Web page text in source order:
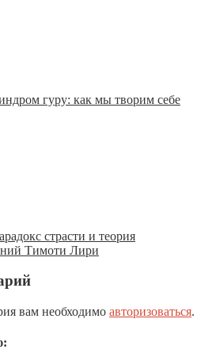
гуру: как мы творим себе
страсти и теория
Тимоти Лири
вам необходимо авторизоваться.